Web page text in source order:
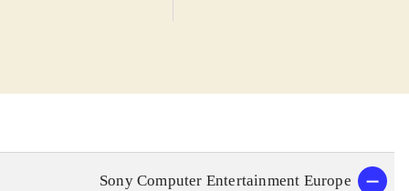
og lyde
som
til
Sony Computer Entertainment Europe